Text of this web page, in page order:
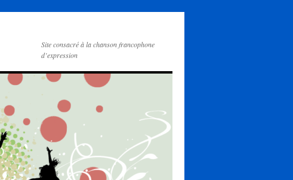
Site consacré à la chanson francophone
d’expression